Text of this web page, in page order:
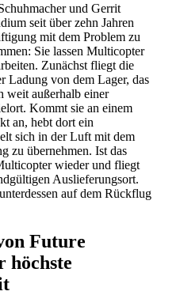
und Gerrit
seit über zehn Jahren
mit dem Problem zu
Sie lassen Multicopter
Zunächst fliegt die
Ladung von dem Lager, das
weit außerhalb einer
Kommt sie an einem
an, hebt dort ein
sich in der Luft mit dem
zu übernehmen. Ist das
wieder und fliegt
Auslieferungsort.
auf dem Rückflug
Future
höchste